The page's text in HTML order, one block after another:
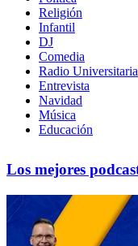
Religión
Infantil
DJ
Comedia
Radio Universitaria
Entrevista
Navidad
Música
Educación
Los mejores